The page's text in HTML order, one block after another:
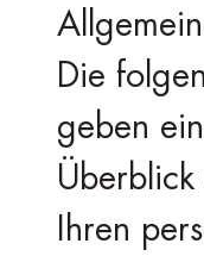
Die
geben
Ihren